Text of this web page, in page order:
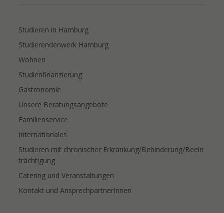
Studieren in Hamburg
Studierendenwerk Hamburg
Wohnen
Studienfinanzierung
Gastronomie
Unsere Beratungsangebote
Familienservice
Internationales
Studieren mit chronischer Erkrankung/Behinderung/Beein
trächtigung
Catering und Veranstaltungen
Kontakt und AnsprechpartnerInnen